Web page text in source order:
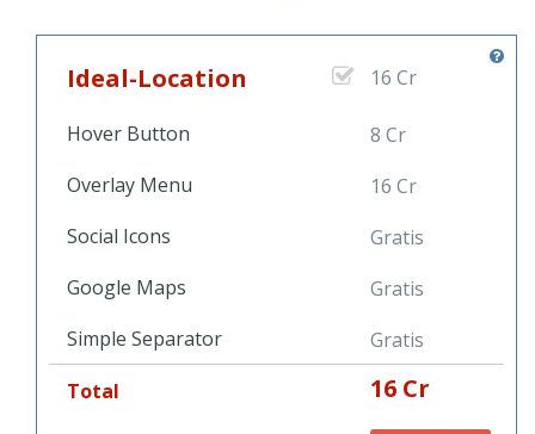
galerías de fotos, jugar con los colores y hablar de sus
derecha encontrará el menú hamburguesa, través del cual sus
simple clic. Vaya en línea con una Template creativa y
Ideal-Location 16 Cr
Hover Button
8 Cr
Overlay Menu
16 Cr
Social Icons
Gratis
Google Maps
Gratis
Simple Separator
Gratis
Total
16 Cr